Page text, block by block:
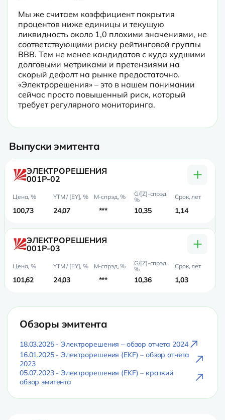
Мы же считаем коэффициент покрытия
процентов ниже единицы и текущую
ликвидность около 1,0 плохими значениями, не
соответствующими риску рейтинговой группы
BBB. Тем не менее кандидатов с куда худшими
долговыми метриками и претензиями на
скорый дефолт на рынке предостаточно.
«Электрорешения» – это в нашем понимании
сейчас просто повышенный риск, который
требует регулярного мониторинга.
Выпуски эмитента
ЭЛЕКТРОРЕШЕНИЯ
001Р-02
+
100,73 24,07 *** 10,35 1,14
ЭЛЕКТРОРЕШЕНИЯ
001Р-03
+
101,62 24,03 *** 10,36 1,03
Обзоры эмитента
18.03.2025 - Электрорешения – обзор отчета 2024
16.01.2025 - Электрорешения (EKF) – обзор отчета
2023
05.07.2023 - Электрорешения (EKF) – краткий
обзор эмитента